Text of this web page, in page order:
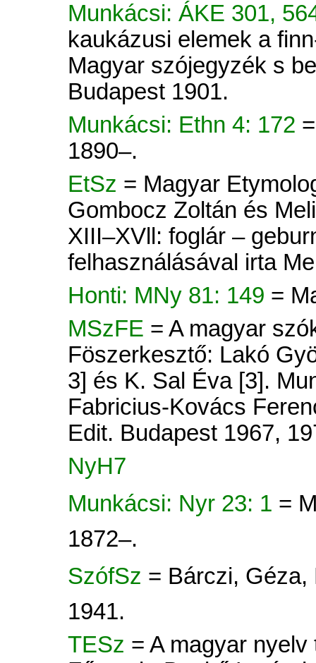
Munkácsi: ÁKE 301,
kaukázusi elemek a
Magyar szójegyzék s
Budapest 1901.
Munkácsi: Ethn 4: 172
1890–.
EtSz = Magyar
Gombocz Zoltán és
XIII–XVll: foglár –
felhasználásával irta
Honti: MNy 81: 149 =
MSzFE = A magyar
Föszerkesztő: Lakó
3] és K. Sal Éva [3].
Fabricius-Kovács
Edit. Budapest 1967,
NyH7
Munkácsi: Nyr 23: 1 =
1872–.
SzófSz = Bárczi, Géza,
1941.
TESz = A magyar